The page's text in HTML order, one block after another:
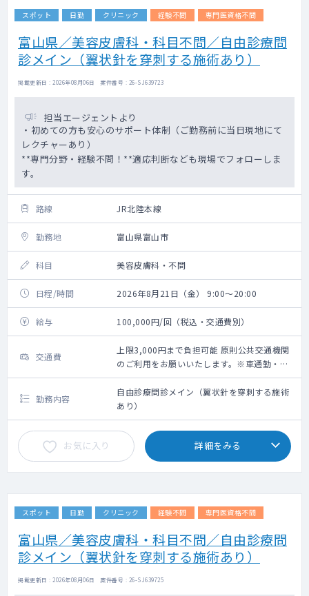
スポット 日勤 クリニック 経験不問 専門医資格不問
富山県／美容皮膚科・科目不問／自由診療問
診メイン（翼状針を穿刺する施術あり）
掲載更新日 : 2026年08月06日 案件番号 : 26-SJ639723
担当エージェントより
・初めての方も安心のサポート体制（ご勤務前に当日現地にて
レクチャーあり）
**専門分野・経験不問！**適応判断なども現場でフォローしま
す。
路線 JR北陸本線
勤務地 富山県富山市
科目 美容皮膚科・不問
日程/時間 2026年8月21日（金） 9:00～20:00
給与 100,000円/回（税込・交通費別）
交通費
上限3,000円まで負担可能 原則公共交通機関
のご利用をお願いいたします。※車通勤・タ
クシー利用要相談
勤務内容
自由診療問診メイン（翼状針を穿刺する施術
あり）
お気に入り 詳細をみる
スポット 日勤 クリニック 経験不問 専門医資格不問
富山県／美容皮膚科・科目不問／自由診療問
診メイン（翼状針を穿刺する施術あり）
掲載更新日 : 2026年08月06日 案件番号 : 26-SJ639725